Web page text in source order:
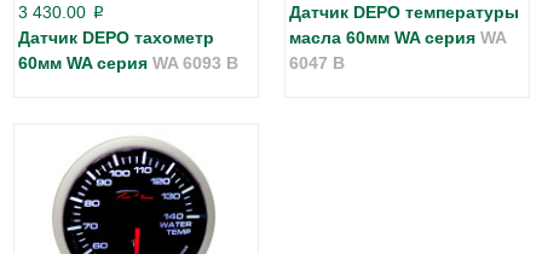
3 430.00 p
Датчик DEPO тахометр
60мм WA серия WA 6093 B
Датчик DEPO температуры
масла 60мм WA серия WA
6047 B